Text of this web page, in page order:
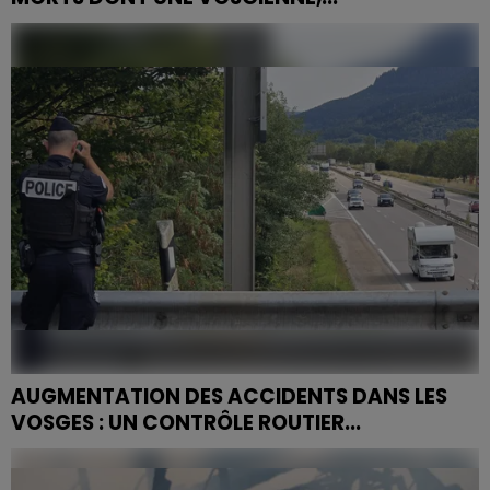
Une tragédie internationale touche les Vosges.
AUGMENTATION DES ACCIDENTS DANS LES
VOSGES : UN CONTRÔLE ROUTIER...
L'objectif de ce contrôle routier : renforcer la lutte
contre l’insécurité routière.